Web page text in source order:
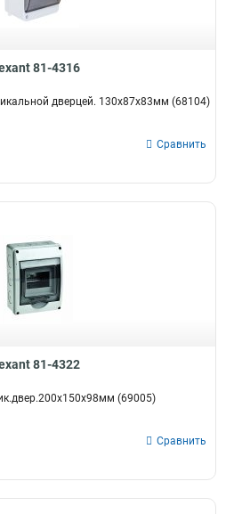
81-4316
дверцей. 130х87х83мм (68104)
Сравнить
81-4322
(69005)
Сравнить